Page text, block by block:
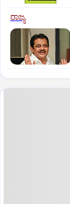
ರಾಜ್ಯ